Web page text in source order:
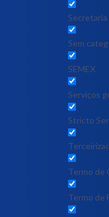
Sem
SEMEX
Serviços
Stricto
Termo de
Termo de